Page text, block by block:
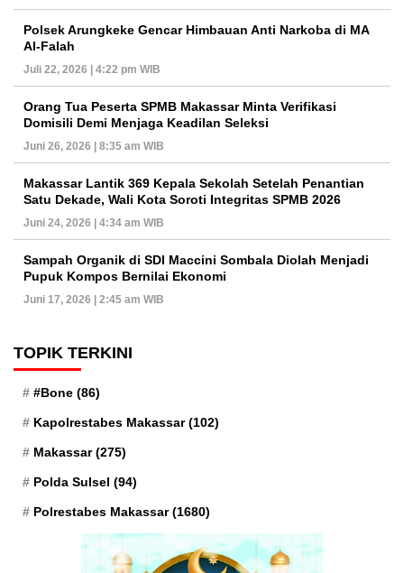
Polsek Arungkeke Gencar Himbauan Anti Narkoba di MA
Al-Falah
Juli 22, 2026 | 4:22 pm WIB
Orang Tua Peserta SPMB Makassar Minta Verifikasi
Domisili Demi Menjaga Keadilan Seleksi
Juni 26, 2026 | 8:35 am WIB
Makassar Lantik 369 Kepala Sekolah Setelah Penantian
Satu Dekade, Wali Kota Soroti Integritas SPMB 2026
Juni 24, 2026 | 4:34 am WIB
Sampah Organik di SDI Maccini Sombala Diolah Menjadi
Pupuk Kompos Bernilai Ekonomi
Juni 17, 2026 | 2:45 am WIB
TOPIK TERKINI
#Bone (86)
Kapolrestabes Makassar(102)
Makassar(275)
Polda Sulsel (94)
Polrestabes Makassar(1680)